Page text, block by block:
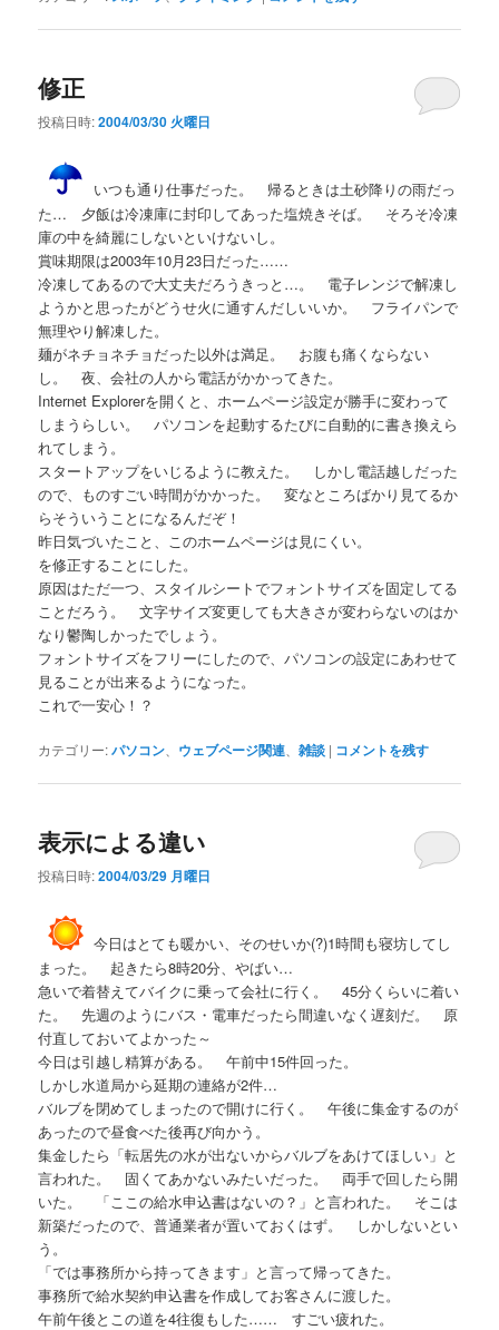
修正
投稿日時:2004/03/30 火曜日
いつも通り仕事だった。 帰るときは土砂降りの雨だっ
た… 夕飯は冷凍庫に封印してあった塩焼きそば。 そろそ冷凍
庫の中を綺麗にしないといけないし。
賞味期限は2003年10月23日だった……
冷凍してあるので大丈夫だろうきっと…。 電子レンジで解凍し
ようかと思ったがどうせ火に通すんだしいいか。 フライパンで
無理やり解凍した。
麺がネチョネチョだった以外は満足。 お腹も痛くならない
し。 夜、会社の人から電話がかかってきた。
Internet Explorerを開くと、ホームページ設定が勝手に変わって
しまうらしい。 パソコンを起動するたびに自動的に書き換えら
れてしまう。
スタートアップをいじるように教えた。 しかし電話越しだった
ので、ものすごい時間がかかった。 変なところばかり見てるか
らそういうことになるんだぞ！
昨日気づいたこと、このホームページは見にくい。
を修正することにした。
原因はただ一つ、スタイルシートでフォントサイズを固定してる
ことだろう。 文字サイズ変更しても大きさが変わらないのはか
なり鬱陶しかったでしょう。
フォントサイズをフリーにしたので、パソコンの設定にあわせて
見ることが出来るようになった。
これで一安心！？
カテゴリー:パソコン ウェブページ関連 、雑談 | コメントを残す
表示による違い
投稿日時:2004/03/29 月曜日
今日はとても暖かい、そのせいか(?)1時間も寝坊してし
まった。 起きたら8時20分、やばい…
急いで着替えてバイクに乗って会社に行く。 45分くらいに着い
た。 先週のようにバス・電車だったら間違いなく遅刻だ。 原
付直しておいてよかった～
今日は引越し精算がある。 午前中15件回った。
しかし水道局から延期の連絡が2件…
バルブを閉めてしまったので開けに行く。 午後に集金するのが
あったので昼食べた後再び向かう。
集金したら「転居先の水が出ないからバルブをあけてほしい」と
言われた。 固くてあかないみたいだった。 両手で回したら開
いた。 「ここの給水申込書はないの？」と言われた。 そこは
新築だったので、普通業者が置いておくはず。 しかしないとい
う。
「では事務所から持ってきます」と言って帰ってきた。
事務所で給水契約申込書を作成してお客さんに渡した。
午前午後とこの道を4往復もした…… すごい疲れた。